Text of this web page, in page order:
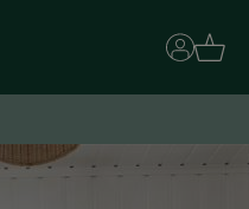
Basket